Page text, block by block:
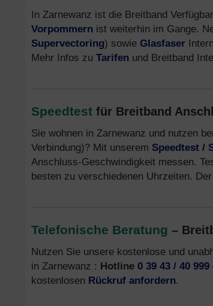
In Zarnewanz ist die Breitband
Vorpommern ist weiterhin im Gange.
Supervectoring) sowie Glasfaser
Mehr Infos zu Tarifen und Breitband
Speedtest für Breitband
Sie wohnen in Zarnewanz und nutzen
Verbindung)? Mit unserem Speedtest /
Anschluss-Geschwindigkeit messen.
besten zu verschiedenen Uhrzeiten.
Telefonische Beratung –
Nutzen Sie unsere kostenlose und
in Zarnewanz : Hotline 0 39 43 / 40 999
kostenlosen Rückruf anfordern.